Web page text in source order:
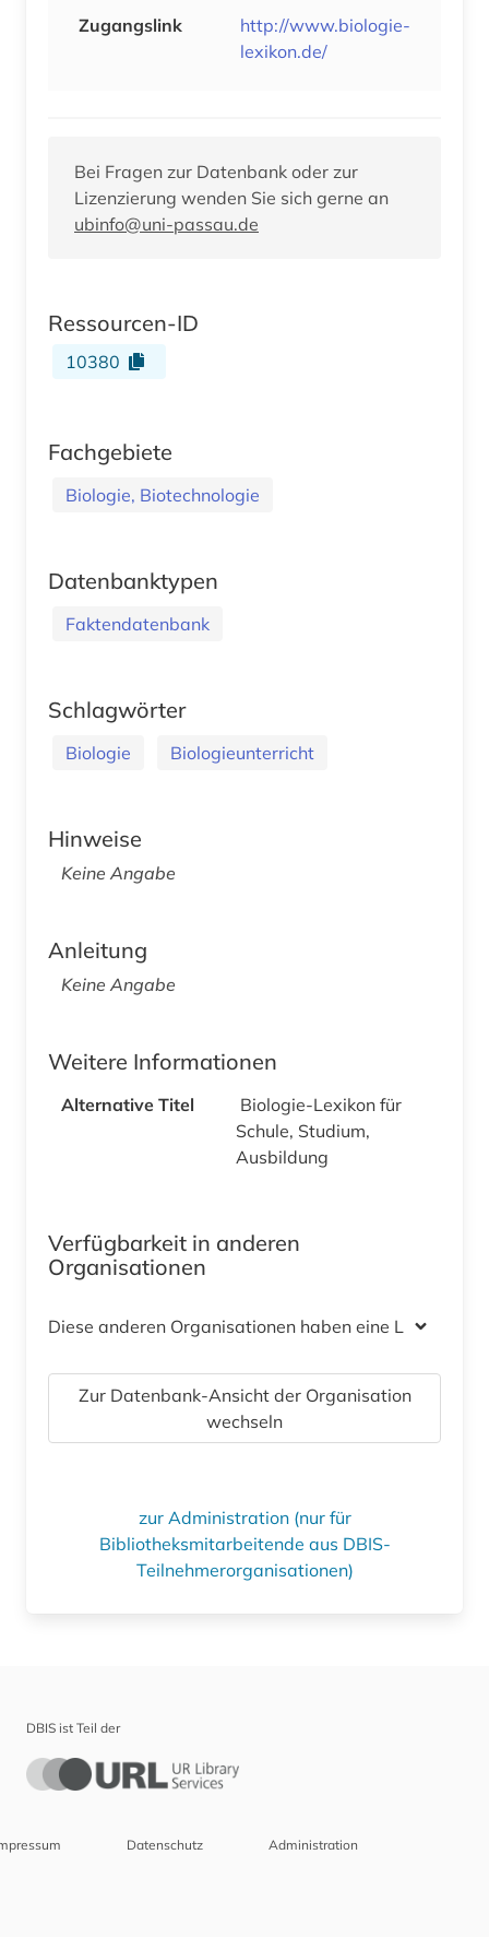
Zugangslink
http://www.biologie-
lexikon.de/
Bei Fragen zur Datenbank oder zur
Lizenzierung wenden Sie sich gerne an
ubinfo@uni-passau.de
Ressourcen-ID
10380
Fachgebiete
Biologie, Biotechnologie
Datenbanktypen
Faktendatenbank
Schlagwörter
Biologie Biologieunterricht
Hinweise
Keine Angabe
Anleitung
Keine Angabe
Weitere Informationen
Alternative Titel
Biologie-Lexikon für
Schule, Studium,
Ausbildung
Verfügbarkeit in anderen
Organisationen
Diese anderen Organisationen haben eine Lizenz
Zur Datenbank-Ansicht der Organisation
wechseln
zur Administration (nur für
Bibliotheksmitarbeitende aus DBIS-
Teilnehmerorganisationen)
DBIS ist Teil der
Datenschutz Administration